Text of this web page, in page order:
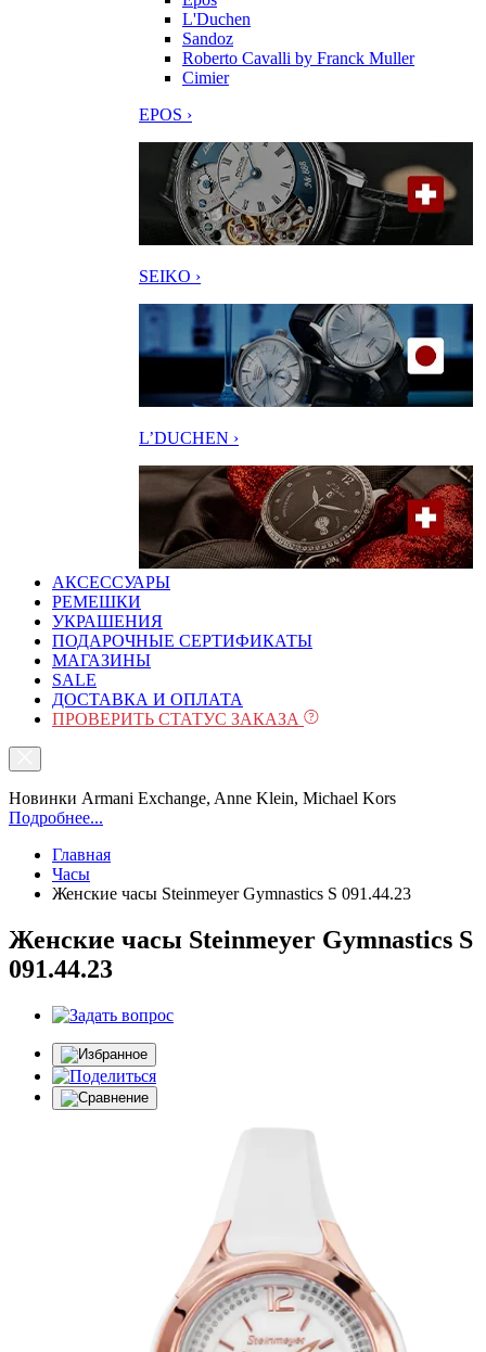
L'Duchen
Sandoz
Roberto Cavalli by Franck Muller
Cimier
EPOS ›
SEIKO ›
L’DUCHEN ›
АКСЕССУАРЫ
РЕМЕШКИ
УКРАШЕНИЯ
ПОДАРОЧНЫЕ СЕРТИФИКАТЫ
МАГАЗИНЫ
SALE
ДОСТАВКА И ОПЛАТА
ПРОВЕРИТЬ СТАТУС ЗАКАЗА
Новинки Armani Exchange, Anne Klein, Michael Kors
Подробнее...
Главная
Часы
Женские часы Steinmeyer Gymnastics S 091.44.23
Женские часы Steinmeyer Gymnastics S
091.44.23